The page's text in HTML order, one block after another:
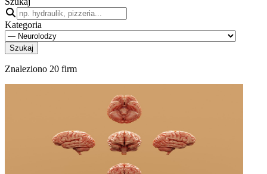
Kategoria
Szukaj
Znaleziono 20 firm